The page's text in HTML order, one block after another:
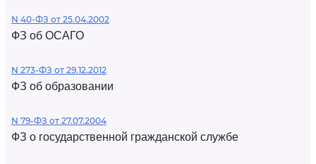
N 40-ФЗ от 25.04.2002
ФЗ об ОСАГО
N 273-ФЗ от 29.12.2012
ФЗ об образовании
N 79-ФЗ от 27.07.2004
ФЗ о государственной гражданской службе